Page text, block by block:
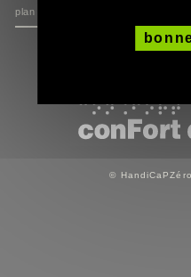
plan du site
©